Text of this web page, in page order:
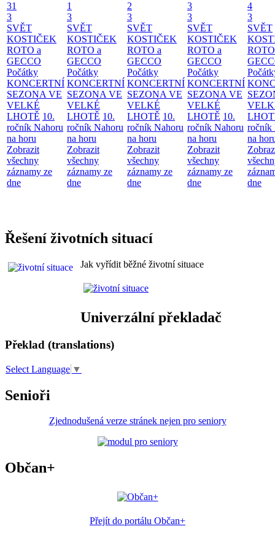
31
3
SVĚT
KOSTIČEK
ROTO a
GECCO
Počátky
KONCERTNÍ
SEZONA VE
VELKÉ
LHOTĚ 10.
ročník Nahoru
na horu
Zobrazit
všechny
záznamy ze
dne
1
3
SVĚT
KOSTIČEK
ROTO a
GECCO
Počátky
KONCERTNÍ
SEZONA VE
VELKÉ
LHOTĚ 10.
ročník Nahoru
na horu
Zobrazit
všechny
záznamy ze
dne
2
3
SVĚT
KOSTIČEK
ROTO a
GECCO
Počátky
KONCERTNÍ
SEZONA VE
VELKÉ
LHOTĚ 10.
ročník Nahoru
na horu
Zobrazit
všechny
záznamy ze
dne
3
3
SVĚT
KOSTIČEK
ROTO a
GECCO
Počátky
KONCERTNÍ
SEZONA VE
VELKÉ
LHOTĚ 10.
ročník Nahoru
na horu
Zobrazit
všechny
záznamy ze
dne
4
3
SVĚT
ročník
na
dne
Řešení životních situací
Jak vyřídit běžné životní situace
Univerzální překladač
Překlad (translations)
Select Language ▼
Senioři
Zjednodušená verze stránek nejen pro seniory
Občan+
Přejít do portálu Občan+